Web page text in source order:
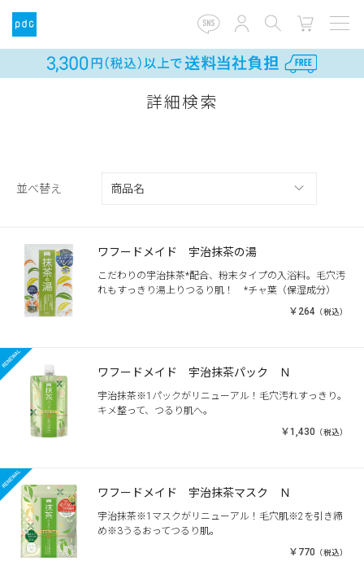
詳細検索
並べ替え
ワフードメイド 宇治抹茶の湯
こだわりの宇治抹茶*配合、粉末タイプの入浴料。毛穴汚
れもすっきり湯上りつるり肌！ *チャ葉（保湿成分）
￥264 （税込）
ワフードメイド 宇治抹茶パック Ｎ
宇治抹茶※1パックがリニューアル！毛穴汚れすっきり。
キメ整って、つるり肌へ。
￥1,430 （税込）
ワフードメイド 宇治抹茶マスク Ｎ
宇治抹茶※1マスクがリニューアル！毛穴肌※2を引き締
め※3うるおってつるり肌。
￥770 （税込）